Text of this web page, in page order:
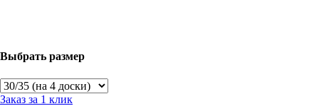
Выбрать размер
Заказ за 1 клик